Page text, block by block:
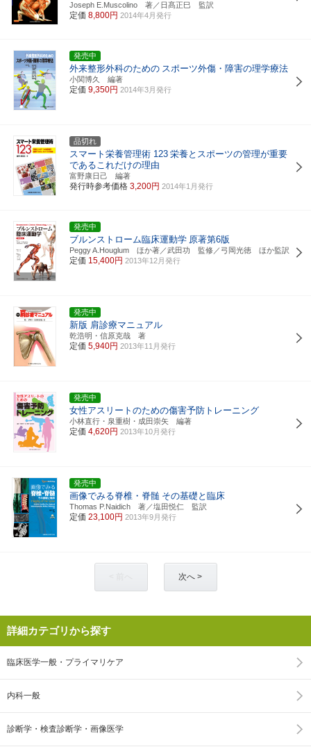
Joseph E.Muscolino 著／日髙正巳 監訳
定価 8,800円 2014年4月発行
発売中
外来整形外科のための スポーツ外傷・障害の理学療法
小関博久 編著
定価 9,350円 2014年3月発行
品切れ
スマート栄養管理術 123 栄養とスポーツの管理が重要
であるこれだけの理由
富野康日己 編著
発行時参考価格 3,200円 2014年1月発行
発売中
ブルンストローム臨床運動学 原著第6版
Peggy A.Houglum ほか著／武田功 監修／弓岡光徳 ほか監訳
定価 15,400円 2013年12月発行
発売中
新版 肩診療マニュアル
乾浩明・信原克哉 著
定価 5,940円 2013年11月発行
発売中
女性アスリートのための傷害予防トレーニング
小林直行・泉重樹・成田崇矢 編著
定価 4,620円 2013年10月発行
発売中
画像でみる脊椎・脊髄 その基礎と臨床
Thomas P.Naidich 著／塩田悦仁 監訳
定価 23,100円 2013年9月発行
次へ >
詳細カテゴリから探す
臨床医学一般・プライマリケア
内科一般
診断学・検査診断学・画像医学